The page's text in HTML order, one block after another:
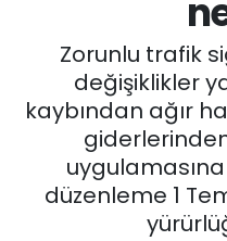
Zorunlu trafik
değişiklikler
kaybından ağır
düzenleme 1
EĞİTİM
MAGAZİN
SAĞLIK
Tüm Manşetler
Son Dakika
Haber Arşivi